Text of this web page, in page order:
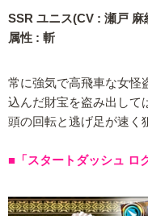
SSR ユニス(CV : 瀬戸 麻
属性 : 斬
常に強気で高飛車な女怪
込んだ財宝を盗み出して
頭の回転と逃げ足が速く
■「スタートダッシュ ロ